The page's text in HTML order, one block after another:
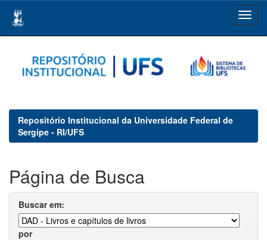
navigation
Repositório Institucional da Universidade Federal de
Sergipe - RI/UFS
Página de Busca
Buscar em:
por